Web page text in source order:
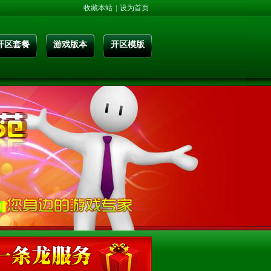
收藏本站 设为首页
区套餐 游戏版本 开区模版